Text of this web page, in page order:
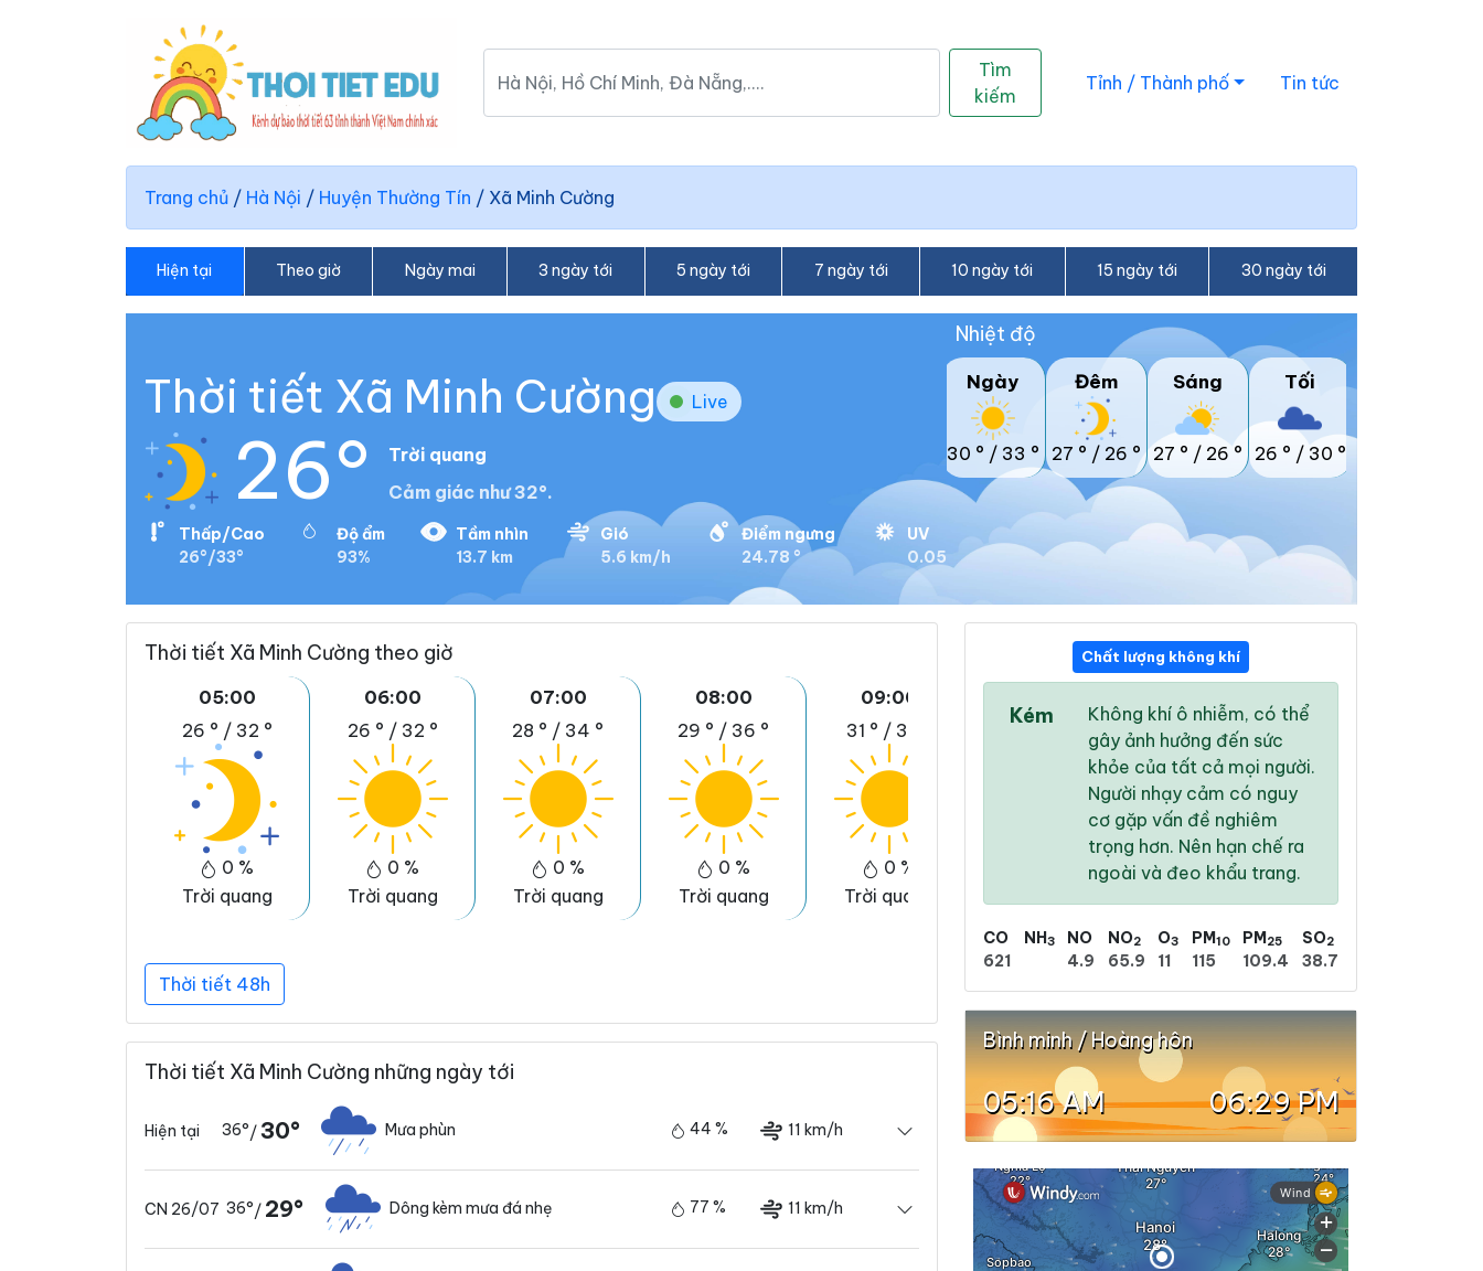
Tìm
kiếm
Tỉnh / Thành phố Tin tức
Trang chủ / Hà Nội / Huyện Thường Tín / Xã Minh Cường
Hiện tại Theo giờ Ngày mai 3 ngày tới 5 ngày tới 7 ngày tới 10 ngày tới 15 ngày tới 30 ngày tới
Thời tiết Xã Minh Cường Live
26°
Trời quang
Cảm giác như 32°.
Thấp/Cao
26°/33°
Độ ẩm
93%
Tầm nhìn
13.7 km
Gió
5.6 km/h
Điểm ngưng
24.78 °
UV
0.05
Nhiệt độ
Ngày
30 ° / 33 °
Đêm
27 ° / 26 °
Sáng
27 ° / 26 °
Tối
26 ° / 30 °
Thời tiết Xã Minh Cường theo giờ
05:00
26 ° / 32 °
0 %
Trời quang
06:00
26 ° / 32 °
0 %
Trời quang
07:00
28 ° / 34 °
0 %
Trời quang
08:00
29 ° / 36 °
0 %
Trời quang
09:00
31 ° / 37 °
0 %
Trời quang
32 °/
33 °
/42 °
5 %
Thời tiết 48h
Thời tiết Xã Minh Cường những ngày tới
Hiện tại 36°/30° Mưa phùn 44 % 11 km/h
CN 26/07 36°/ 29° Dông kèm mưa đá nhẹ 77 % 11 km/h
Chất lượng không khí
Kém
Không khí ô nhiễm, có thể
gây ảnh hưởng đến sức
khỏe của tất cả mọi người.
Người nhạy cảm có nguy
cơ gặp vấn đề nghiêm
trọng hơn. Nên hạn chế ra
ngoài và đeo khẩu trang.
CO
621
NH3
NO
4.9
NO2
65.9
O3
11
PM10
115
PM25
109.4
SO2
38.7
Bình minh / Hoàng hôn
05:16 AM 06:29 PM